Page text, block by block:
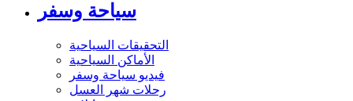
سياحة وسفر
التحقيقات السياحية
الأماكن السياحية
فيديو سياحة وسفر
رحلات شهر العسل